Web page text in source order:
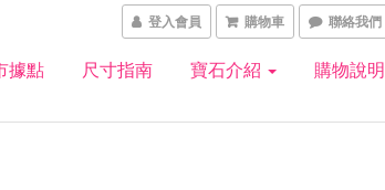
登入會員 購物車 聯絡我們
據點 尺寸指南 寶石介紹 購物說明